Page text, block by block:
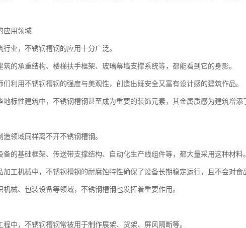
应用领域
行业，不锈钢槽钢的应用十分广泛。
筑的承重结构、楼梯扶手框架、玻璃幕墙支撑系统等，都能看到它的身影。
们利用不锈钢槽钢的强度与美观性，创造出既安全又富有设计感的建筑作品。
地标性建筑中，不锈钢槽钢甚至成为重要的装饰元素，其金属质感为建筑增添
造领域同样离不开不锈钢槽钢。
备的基础框架、传送带支撑结构、自动化生产线组件等，都大量采用这种材料
加工机械中，不锈钢槽钢的耐腐蚀特性确保了设备长期稳定运行，且不会对食
机械、包装设备等领域，不锈钢槽钢也发挥着重要作用。
程中，不锈钢槽钢常被用于制作展架、货架、屏风隔断等。